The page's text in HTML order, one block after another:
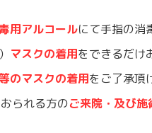
用アルコールにて手指の消
マスクの着用をできるだけ
のマスクの着用をご了承頂
られる方のご来院・及び施